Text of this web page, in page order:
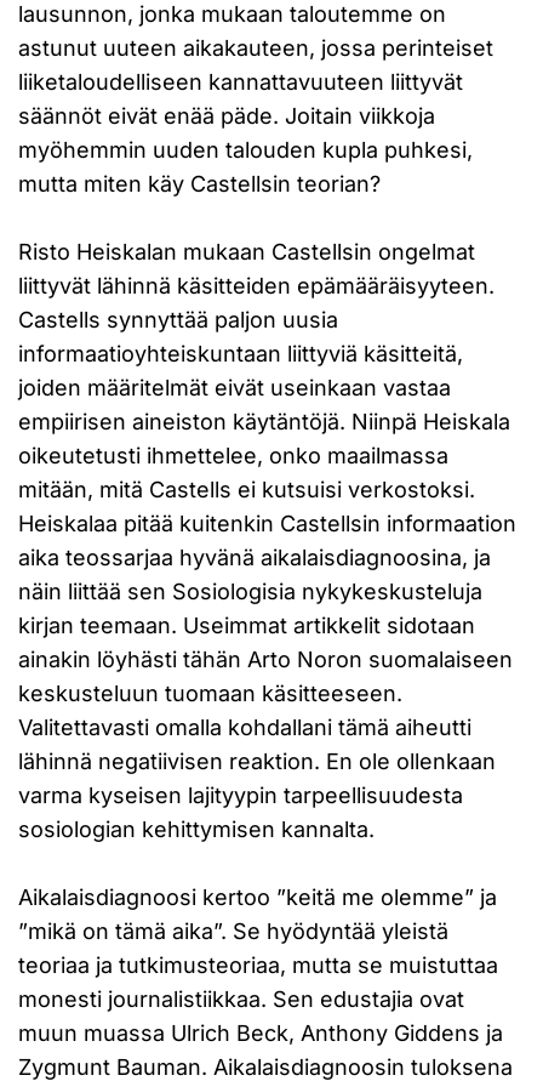
lausunnon, jonka mukaan taloutemme on
astunut uuteen aikakauteen, jossa perinteiset
liiketaloudelliseen kannattavuuteen liittyvät
säännöt eivät enää päde. Joitain viikkoja
myöhemmin uuden talouden kupla puhkesi,
mutta miten käy Castellsin teorian?
Risto Heiskalan mukaan Castellsin ongelmat
liittyvät lähinnä käsitteiden epämääräisyyteen.
Castells synnyttää paljon uusia
informaatioyhteiskuntaan liittyviä käsitteitä,
joiden määritelmät eivät useinkaan vastaa
empiirisen aineiston käytäntöjä. Niinpä Heiskala
oikeutetusti ihmettelee, onko maailmassa
mitään, mitä Castells ei kutsuisi verkostoksi.
Heiskalaa pitää kuitenkin Castellsin informaation
aika teossarjaa hyvänä aikalaisdiagnoosina, ja
näin liittää sen Sosiologisia nykykeskusteluja
kirjan teemaan. Useimmat artikkelit sidotaan
ainakin löyhästi tähän Arto Noron suomalaiseen
keskusteluun tuomaan käsitteeseen.
Valitettavasti omalla kohdallani tämä aiheutti
lähinnä negatiivisen reaktion. En ole ollenkaan
varma kyseisen lajityypin tarpeellisuudesta
sosiologian kehittymisen kannalta.
Aikalaisdiagnoosi kertoo ”keitä me olemme” ja
”mikä on tämä aika”. Se hyödyntää yleistä
teoriaa ja tutkimusteoriaa, mutta se muistuttaa
monesti journalistiikkaa. Sen edustajia ovat
muun muassa Ulrich Beck, Anthony Giddens ja
Zygmunt Bauman. Aikalaisdiagnoosin tuloksena